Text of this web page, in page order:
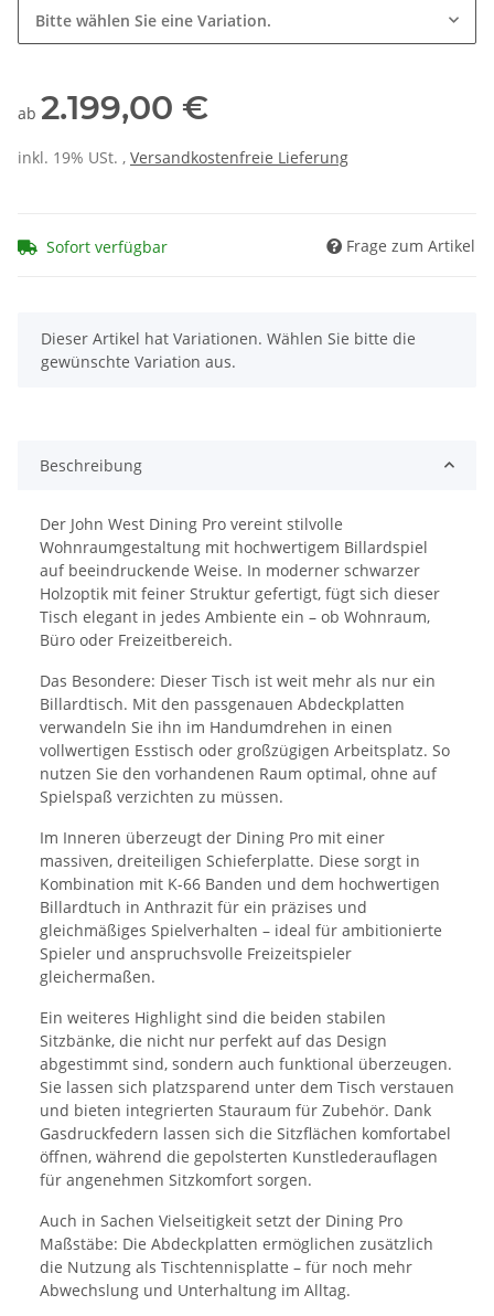
Bitte wählen Sie eine Variation.
ab 2.199,00 €
inkl. 19% USt. , Versandkostenfreie Lieferung
Sofort verfügbar Frage zum Artikel
x
Dieser Artikel hat Variationen. Wählen Sie bitte die
gewünschte Variation aus.
Beschreibung
Der John West Dining Pro vereint stilvolle
Wohnraumgestaltung mit hochwertigem Billardspiel
auf beeindruckende Weise. In moderner schwarzer
Holzoptik mit feiner Struktur gefertigt, fügt sich dieser
Tisch elegant in jedes Ambiente ein – ob Wohnraum,
Büro oder Freizeitbereich.
Das Besondere: Dieser Tisch ist weit mehr als nur ein
Billardtisch. Mit den passgenauen Abdeckplatten
verwandeln Sie ihn im Handumdrehen in einen
vollwertigen Esstisch oder großzügigen Arbeitsplatz. So
nutzen Sie den vorhandenen Raum optimal, ohne auf
Spielspaß verzichten zu müssen.
Im Inneren überzeugt der Dining Pro mit einer
massiven, dreiteiligen Schieferplatte. Diese sorgt in
Kombination mit K-66 Banden und dem hochwertigen
Billardtuch in Anthrazit für ein präzises und
gleichmäßiges Spielverhalten – ideal für ambitionierte
Spieler und anspruchsvolle Freizeitspieler
gleichermaßen.
Ein weiteres Highlight sind die beiden stabilen
Sitzbänke, die nicht nur perfekt auf das Design
abgestimmt sind, sondern auch funktional überzeugen.
Sie lassen sich platzsparend unter dem Tisch verstauen
und bieten integrierten Stauraum für Zubehör. Dank
Gasdruckfedern lassen sich die Sitzflächen komfortabel
öffnen, während die gepolsterten Kunstlederauflagen
für angenehmen Sitzkomfort sorgen.
Auch in Sachen Vielseitigkeit setzt der Dining Pro
Maßstäbe: Die Abdeckplatten ermöglichen zusätzlich
die Nutzung als Tischtennisplatte – für noch mehr
Abwechslung und Unterhaltung im Alltag.